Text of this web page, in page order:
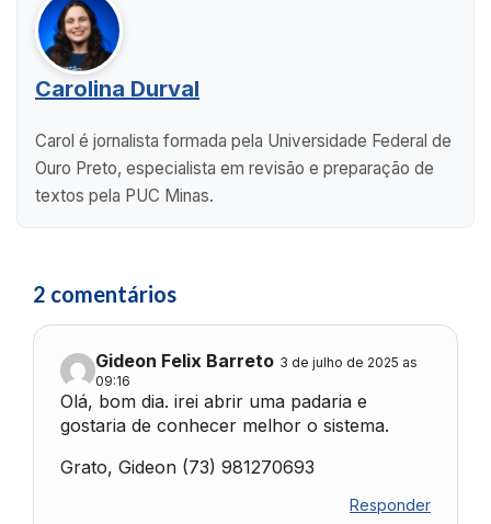
Carolina Durval
Carol é jornalista formada pela Universidade Federal de
Ouro Preto, especialista em revisão e preparação de
textos pela PUC Minas.
2 comentários
Gideon Felix Barreto 3 de julho de 2025 as
09:16
Olá, bom dia. irei abrir uma padaria e
gostaria de conhecer melhor o sistema.
Grato, Gideon (73) 981270693
Responder